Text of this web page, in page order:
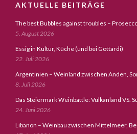
AKTUELLE BEITRÄGE
The best Bubbles against troubles –
5. August 2026
Essig in Kultur, Küche (und bei Gottardi)
22. Juli 2026
Argentinien – Weinland zwischen Anden,
8. Juli 2026
Das Steiermark Weinbattle: Vulkanland VS.
24. Juni 2026
Libanon – Weinbau zwischen Mittelmeer,